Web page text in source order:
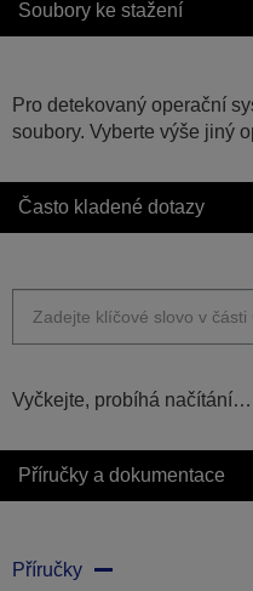
Soubory ke stažení
Pro detekovaný operační
soubory. Vyberte výše jiný
Často kladené dotazy
Vyčkejte, probíhá načítání…
Příručky a dokumentace
Příručky